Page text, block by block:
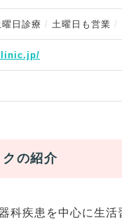
曜日診療 土曜日も営業
の紹介
科疾患を中心に生